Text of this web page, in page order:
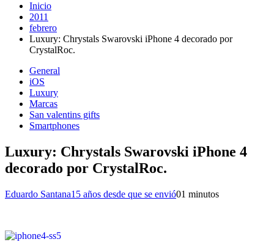
Inicio
2011
febrero
Luxury: Chrystals Swarovski iPhone 4 decorado por
CrystalRoc.
General
iOS
Luxury
Marcas
San valentins gifts
Smartphones
Luxury: Chrystals Swarovski iPhone 4
decorado por CrystalRoc.
Eduardo Santana15 años desde que se envió01 minutos